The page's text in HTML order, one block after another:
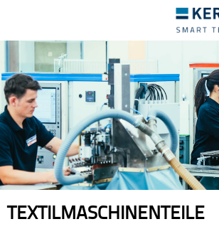
navigation
TEXTILMASCHINENTEILE